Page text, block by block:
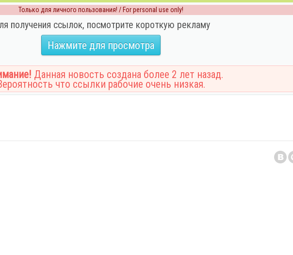
Только для личного пользования! / For personal use only!
получения ссылок, посмотрите короткую рекламу
Нажмите для просмотра
Данная новость создана более 2 лет назад.
что ссылки рабочие очень низкая.